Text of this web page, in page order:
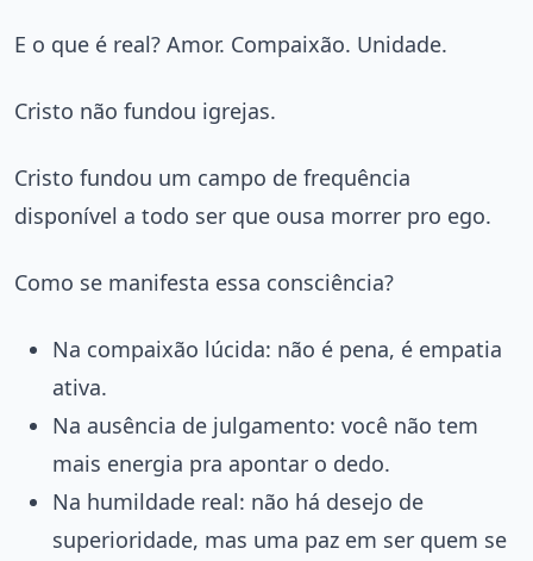
E o que é real? Amor. Compaixão. Unidade.
Cristo não fundou igrejas.
Cristo fundou um campo de frequência
disponível a todo ser que ousa morrer pro ego.
Como se manifesta essa consciência?
Na compaixão lúcida: não é pena, é empatia
ativa.
Na ausência de julgamento: você não tem
mais energia pra apontar o dedo.
Na humildade real: não há desejo de
superioridade, mas uma paz em ser quem se